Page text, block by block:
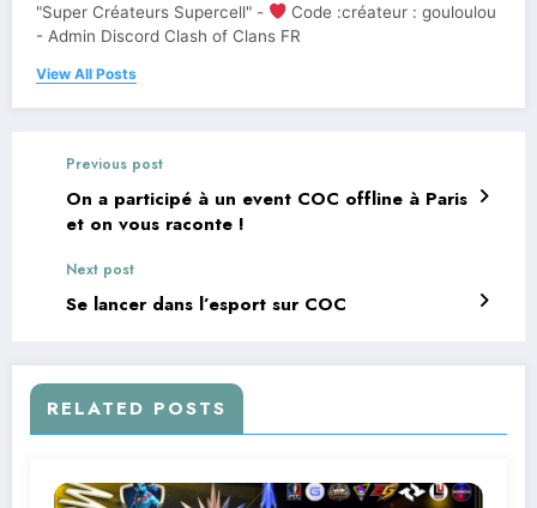
"Super Créateurs Supercell" -
Code :créateur : gouloulou
- Admin Discord Clash of Clans FR
View All Posts
Previous post
On a participé à un event COC offline à Paris
et on vous raconte !
Next post
Se lancer dans l’esport sur COC
RELATED POSTS